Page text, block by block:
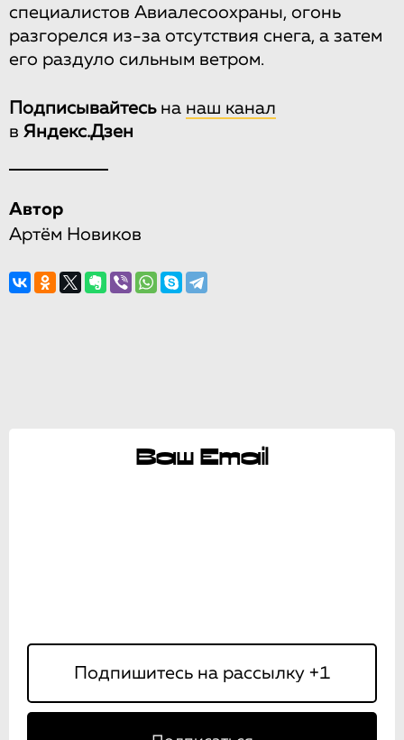
специалистов Авиалесоохраны, огонь
разгорелся из-за отсутствия снега, а затем
его раздуло сильным ветром.
Подписывайтесьна наш канал
в Яндекс.Дзен
Автор
Артём Новиков
Ваш Email